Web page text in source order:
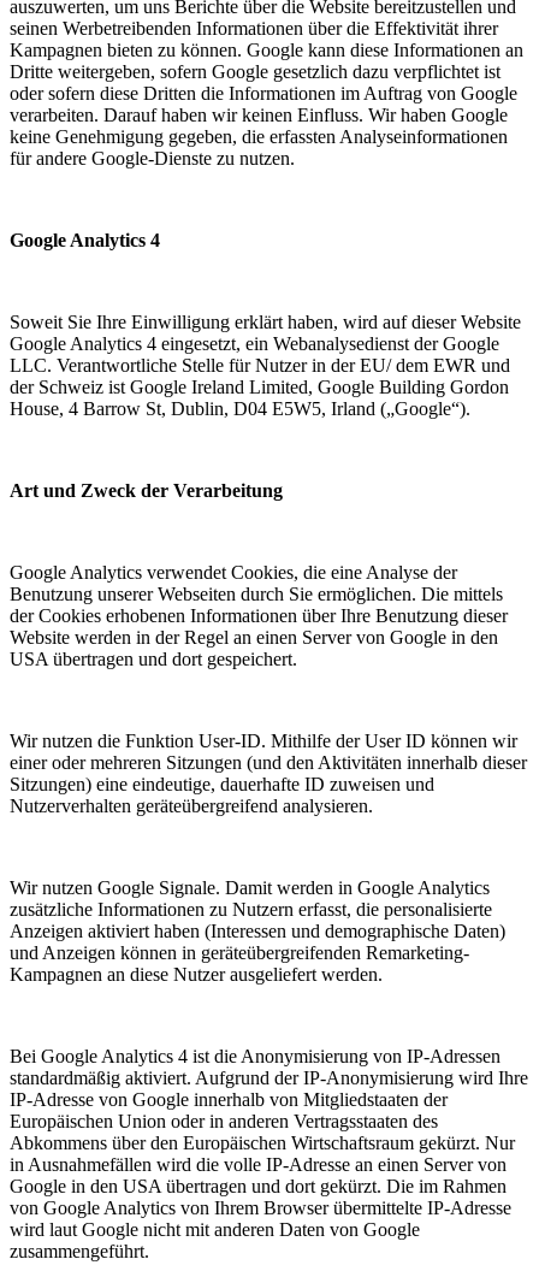
auszuwerten, um uns Berichte über die Website bereitzustellen und
seinen Werbetreibenden Informationen über die Effektivität ihrer
Kampagnen bieten zu können. Google kann diese Informationen an
Dritte weitergeben, sofern Google gesetzlich dazu verpflichtet ist
oder sofern diese Dritten die Informationen im Auftrag von Google
verarbeiten. Darauf haben wir keinen Einfluss. Wir haben Google
keine Genehmigung gegeben, die erfassten Analyseinformationen
für andere Google-Dienste zu nutzen.
Google Analytics 4
Soweit Sie Ihre Einwilligung erklärt haben, wird auf dieser Website
Google Analytics 4 eingesetzt, ein Webanalysedienst der Google
LLC. Verantwortliche Stelle für Nutzer in der EU/ dem EWR und
der Schweiz ist Google Ireland Limited, Google Building Gordon
House, 4 Barrow St, Dublin, D04 E5W5, Irland („Google“).
Art und Zweck der Verarbeitung
Google Analytics verwendet Cookies, die eine Analyse der
Benutzung unserer Webseiten durch Sie ermöglichen. Die mittels
der Cookies erhobenen Informationen über Ihre Benutzung dieser
Website werden in der Regel an einen Server von Google in den
USA übertragen und dort gespeichert.
Wir nutzen die Funktion User-ID. Mithilfe der User ID können wir
einer oder mehreren Sitzungen (und den Aktivitäten innerhalb dieser
Sitzungen) eine eindeutige, dauerhafte ID zuweisen und
Nutzerverhalten geräteübergreifend analysieren.
Wir nutzen Google Signale. Damit werden in Google Analytics
zusätzliche Informationen zu Nutzern erfasst, die personalisierte
Anzeigen aktiviert haben (Interessen und demographische Daten)
und Anzeigen können in geräteübergreifenden Remarketing-
Kampagnen an diese Nutzer ausgeliefert werden.
Bei Google Analytics 4 ist die Anonymisierung von IP-Adressen
standardmäßig aktiviert. Aufgrund der IP-Anonymisierung wird Ihre
IP-Adresse von Google innerhalb von Mitgliedstaaten der
Europäischen Union oder in anderen Vertragsstaaten des
Abkommens über den Europäischen Wirtschaftsraum gekürzt. Nur
in Ausnahmefällen wird die volle IP-Adresse an einen Server von
Google in den USA übertragen und dort gekürzt. Die im Rahmen
von Google Analytics von Ihrem Browser übermittelte IP-Adresse
wird laut Google nicht mit anderen Daten von Google
zusammengeführt.